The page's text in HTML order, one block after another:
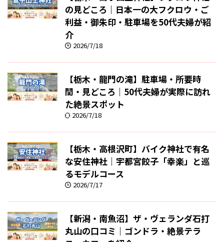
の見どころ｜日本一の大フクロウ・ご
利益・御朱印・駐車場を50代夫婦が紹
介
2026/7/18
【栃木・龍門の滝】駐車場・所要時
間・見どころ｜50代夫婦が実際に訪れ
た絶景スポット
2026/7/18
【栃木・高根沢町】バイク神社で有名
な安住神社｜宇都宮餃子「幸楽」と巡
るモデルコース
2026/7/17
【新潟・南魚沼】ザ・ヴェランダ石打
丸山の口コミ｜ゴンドラ・絶景テラ